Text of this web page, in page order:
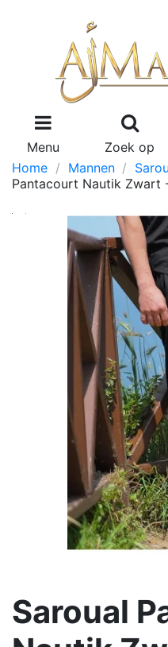
Menu Zoek op
Home
Mannen
Pantacourt Nautik Zwart
Saroual